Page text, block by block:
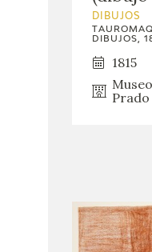
DIBUJOS
DIBUJOS,
1815
Prado